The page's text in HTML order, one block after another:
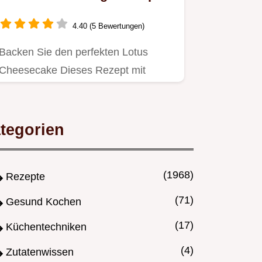
4.40 (5 Bewertungen)
Sie den perfekten Lotus
Dieses Rezept mit
Rezepte (1968)
Gesund Kochen (71)
Küchentechniken (17)
Zutatenwissen (4)